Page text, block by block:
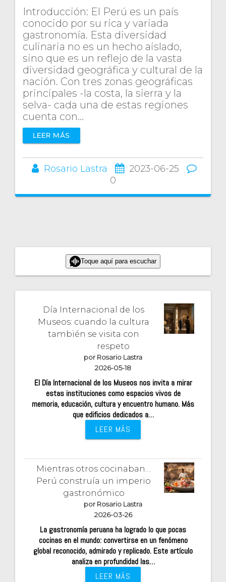
Introducción: El Perú es un país
conocido por su rica y variada
gastronomía. Esta diversidad
culinaria no es un hecho aislado,
sino que es un reflejo de la vasta
diversidad geográfica y cultural de la
nación. Con tres zonas geográficas
principales -la costa, la sierra y la
selva- cada una de estas regiones
cuenta con…
LEER MÁS
Rosario Lastra
2023-06-25
0
Toque aquí para escuchar
Día Internacional de los
Museos: cuando la cultura
también se visita con
respeto
por Rosario Lastra
2026-05-18
El Día Internacional de los Museos nos invita a mirar
estas instituciones como espacios vivos de
memoria, educación, cultura y encuentro humano. Más
que edificios dedicados a…
LEER MÁS
Mientras otros cocinaban…
Perú construía un imperio
gastronómico
por Rosario Lastra
2026-03-26
La gastronomía peruana ha logrado lo que pocas
cocinas en el mundo: convertirse en un fenómeno
global reconocido, admirado y replicado. Este artículo
analiza en profundidad las…
LEER MÁS